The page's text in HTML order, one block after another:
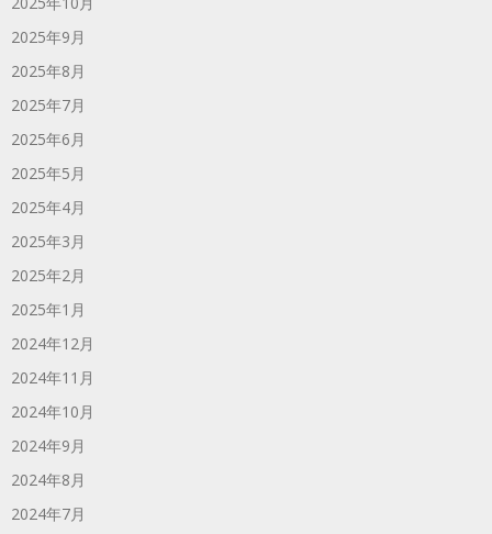
2025年9月
2025年8月
2025年7月
2025年6月
2025年5月
2025年4月
2025年3月
2025年2月
2025年1月
2024年12月
2024年11月
2024年10月
2024年9月
2024年8月
2024年7月